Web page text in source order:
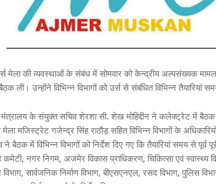
मेला की व्यवस्थाओं के संबंध में सोमवार को केन्द्रीय अल्पसंख्यक
ली। उन्होंने विभिन्न विभागों को उर्स से संबंधित विभिन्न तैयारियां
के संयुक्त सचिव शेरशा सी. शेख मोहिद्दीन ने कलेक्ट्रेट में
मजिस्ट्रेट गजेन्द्र सिंह राठौड़ सहित विभिन्न विभागों के
बैठक में विभिन्न विभागों को निर्देश दिए गए कि तैयारियां समय से
नगर निगम, अजमेर विकास प्राधिकरण, चिकित्सा एवं स्वास्थ्य
विभाग, सार्वजनिक निर्माण विभाग, बीएसएनएल, रसद विभाग, पुलिस